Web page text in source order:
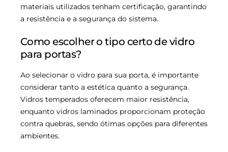
materiais utilizados tenham certificação, garantindo
a resistência e a segurança do sistema.
Como escolher o tipo certo de vidro
para portas?
Ao selecionar o vidro para sua porta, é importante
considerar tanto a estética quanto a segurança.
Vidros temperados oferecem maior resistência,
enquanto vidros laminados proporcionam proteção
contra quebras, sendo ótimas opções para diferentes
ambientes.